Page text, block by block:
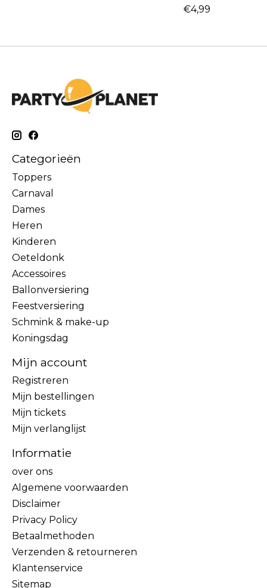
€4,99
Categorieën
Toppers
Carnaval
Dames
Heren
Kinderen
Oeteldonk
Accessoires
Ballonversiering
Feestversiering
Schmink & make-up
Koningsdag
Mijn account
Registreren
Mijn bestellingen
Mijn tickets
Mijn verlanglijst
Informatie
over ons
Algemene voorwaarden
Disclaimer
Privacy Policy
Betaalmethoden
Verzenden & retourneren
Klantenservice
Sitemap